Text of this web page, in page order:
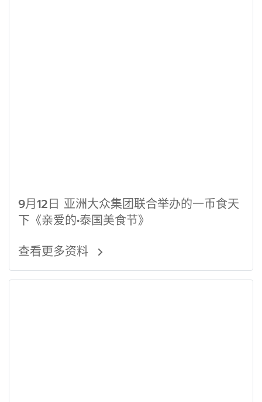
9月12日 亚洲大众集团联合举办的一币食天
下《亲爱的•泰国美食节》
查看更多资料